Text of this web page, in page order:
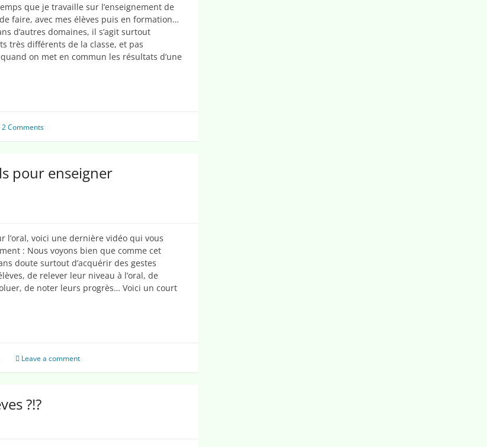
que je travaille sur l’enseignement de
faire, avec mes élèves puis en formation…
d’autres domaines, il s’agit surtout
très différents de la classe, et pas
on met en commun les résultats d’une
2 Comments
pour enseigner
l’oral, voici une dernière vidéo qui vous
: Nous voyons bien que comme cet
doute surtout d’acquérir des gestes
de relever leur niveau à l’oral, de
de noter leurs progrès… Voici un court
Leave a comment
?!?